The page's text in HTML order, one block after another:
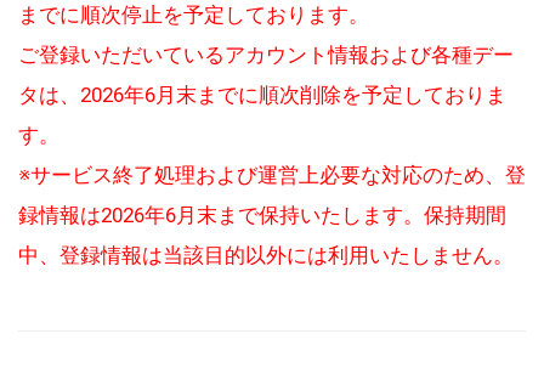
までに順次停止を予定しております。
ご登録いただいているアカウント情報および各種デー
タは、2026年6月末までに順次削除を予定しておりま
す。
※サービス終了処理および運営上必要な対応のため、登
録情報は2026年6月末まで保持いたします。保持期間
中、登録情報は当該目的以外には利用いたしません。